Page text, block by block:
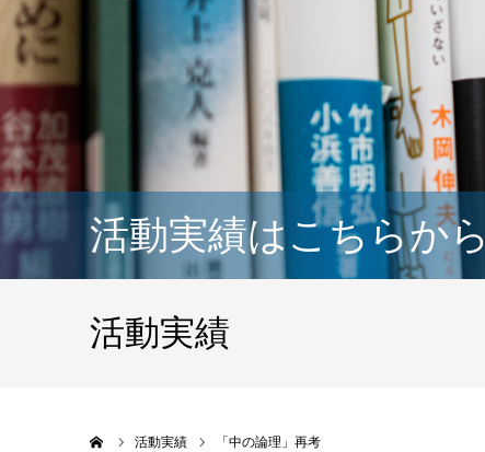
活動実績はこちらから
活動実績
活動実績 「中の論理」再考